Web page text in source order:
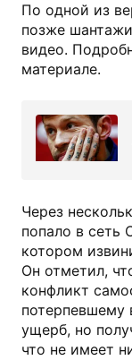
По одной из
позже
видео.
материале.
Через
попало в сеть
котором
Он отметил,
конфликт
потерпевшему
ущерб, но
что не имеет